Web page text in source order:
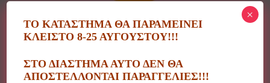
ΤΟ ΚΑΤΑΣΤΗΜΑ ΘΑ ΠΑΡΑΜΕΙΝΕΙ
ΚΛΕΙΣΤΟ 8-25 ΑΥΓΟΥΣΤΟΥ!!!
ΣΤΟ ΔΙΑΣΤΗΜΑ ΑΥΤΟ ΔΕΝ ΘΑ
ΑΠΟΣΤΕΛΛΟΝΤΑΙ ΠΑΡΑΓΓΕΛΙΕΣ!!!
×